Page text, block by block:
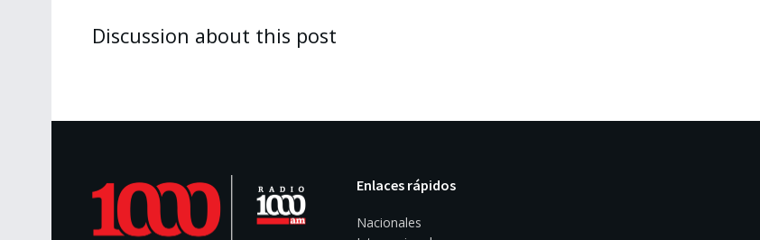
Discussion about this post
Enlaces rápidos
Nacionales